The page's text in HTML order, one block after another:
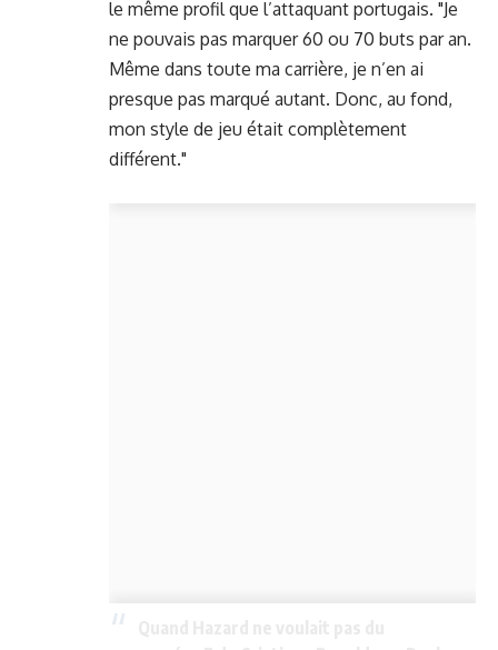
le même profil que l’attaquant portugais. "Je
ne pouvais pas marquer 60 ou 70 buts par an.
Même dans toute ma carrière, je n’en ai
presque pas marqué autant. Donc, au fond,
mon style de jeu était complètement
différent."